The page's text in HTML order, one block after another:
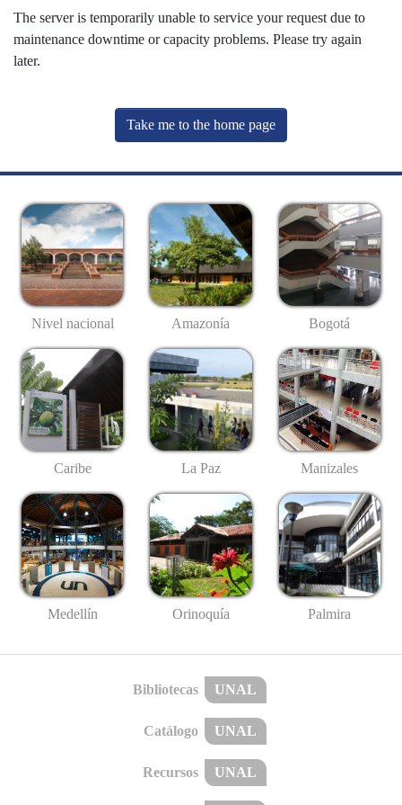
The server is temporarily unable to service your request due to
maintenance downtime or capacity problems. Please try again
later.
Take me to the home page
Nivel nacional Amazonía Bogotá
Caribe La Paz Manizales
Medellín Orinoquía Palmira
Bibliotecas UNAL
Catálogo UNAL
Recursos UNAL